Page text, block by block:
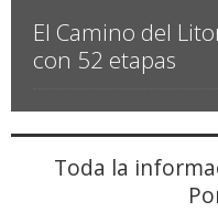
El Camino del
con 52 etapas
Toda la